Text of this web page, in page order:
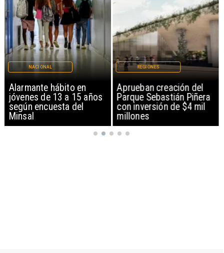
Alarmante hábito en
jóvenes de 13 a 15 años
según encuesta del
Minsal
NACIONAL
Aprueban creación del
Parque Sebastián Piñera
con inversión de $4 mil
millones
REGIONES